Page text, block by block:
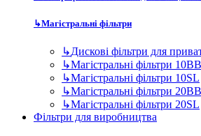
↳Комплексна очистка
Сорбційні фільтри
Установки зворотного осмосу
↳Водоочищення для
↳Водоочищення для